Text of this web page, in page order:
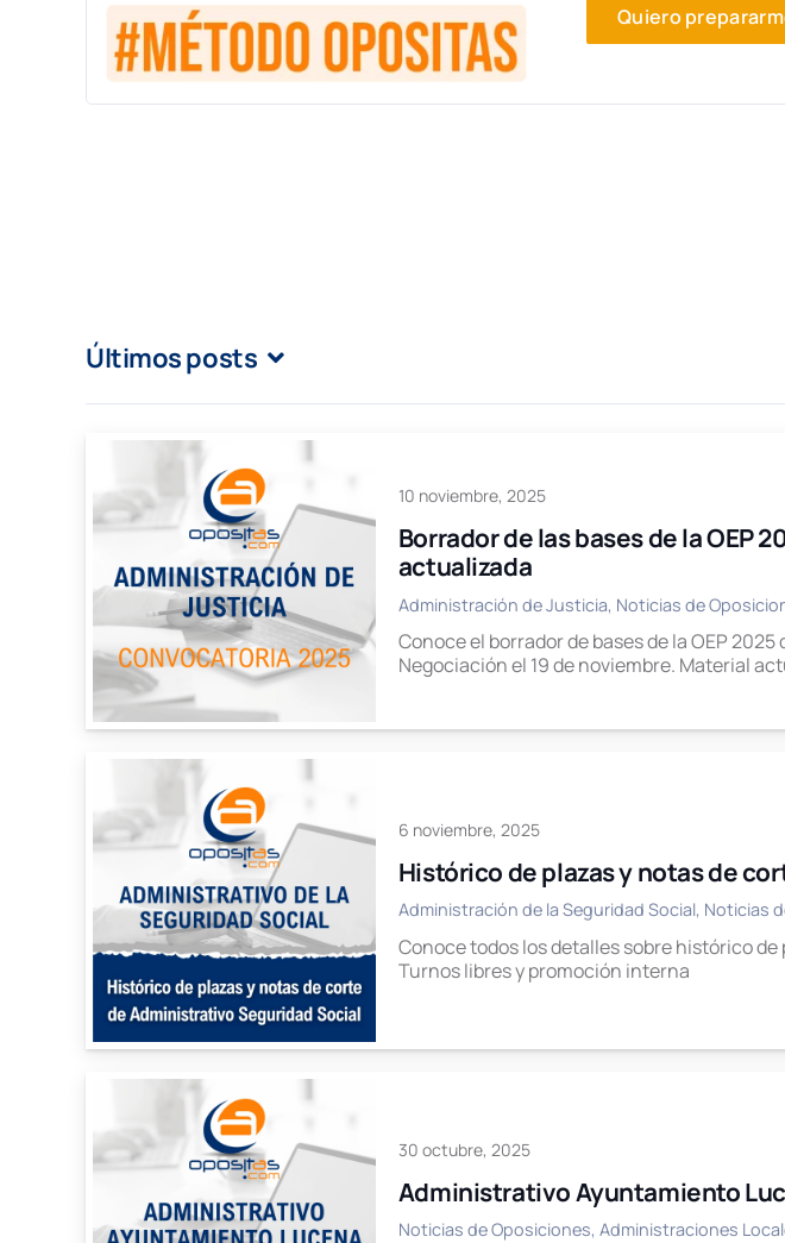
Quiero
Últimos posts
10 noviembre, 2025
Borrador de las bases de la OEP
actualizada
Administración de Justicia, Noticias de
Conoce el borrador de bases de la OEP
Negociación el 19 de noviembre. Material
6 noviembre, 2025
Histórico de plazas y notas de
Administración de la Seguridad Social, Noticias
Conoce todos los detalles sobre histórico
Turnos libres y promoción interna
30 octubre, 2025
Administrativo Ayuntamiento
Noticias de Oposiciones, Administraciones